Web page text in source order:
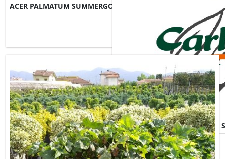
ACER PALMATUM SUMMERGOLD
Misure Disponibili ►
ACER PLATANOIDES CRIMSON